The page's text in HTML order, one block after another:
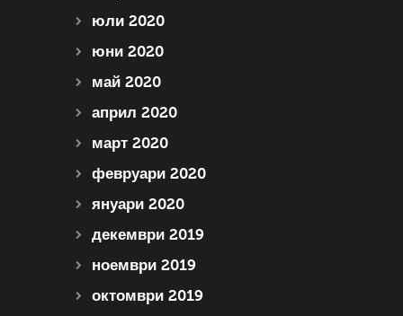
юли 2020
юни 2020
май 2020
април 2020
март 2020
февруари 2020
януари 2020
декември 2019
ноември 2019
октомври 2019